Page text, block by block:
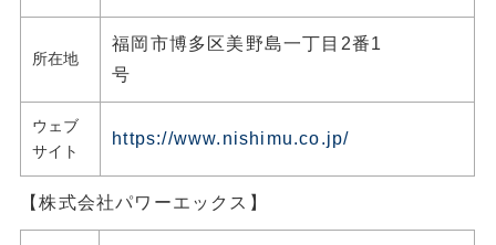
所在地
福岡市博多区美野島一丁目2番1
号
ウェブ
サイト
https://www.nishimu.co.jp/
【株式会社パワーエックス】